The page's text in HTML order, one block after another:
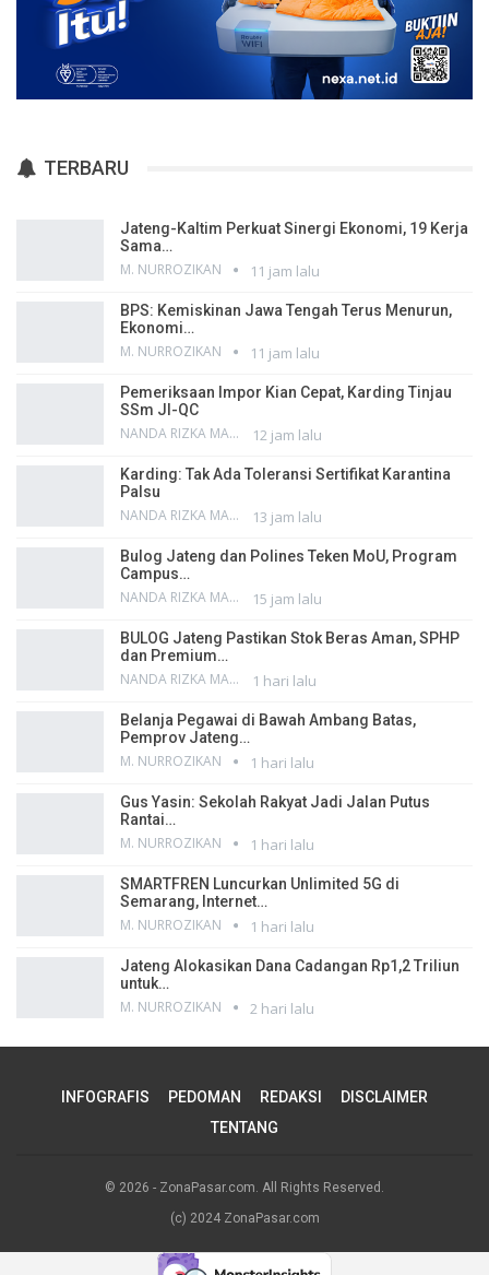
TERBARU
Jateng-Kaltim Perkuat Sinergi Ekonomi, 19 Kerja
Sama…
M. NURROZIKAN 11 jam lalu
BPS: Kemiskinan Jawa Tengah Terus Menurun,
Ekonomi…
M. NURROZIKAN 11 jam lalu
Pemeriksaan Impor Kian Cepat, Karding Tinjau
SSm JI-QC
NANDA RIZKA MAHENDRA 12 jam lalu
Karding: Tak Ada Toleransi Sertifikat Karantina
Palsu
NANDA RIZKA MAHENDRA 13 jam lalu
Bulog Jateng dan Polines Teken MoU, Program
Campus…
NANDA RIZKA MAHENDRA 15 jam lalu
BULOG Jateng Pastikan Stok Beras Aman, SPHP
dan Premium…
NANDA RIZKA MAHENDRA 1 hari lalu
Belanja Pegawai di Bawah Ambang Batas,
Pemprov Jateng…
M. NURROZIKAN 1 hari lalu
Gus Yasin: Sekolah Rakyat Jadi Jalan Putus
Rantai…
M. NURROZIKAN 1 hari lalu
SMARTFREN Luncurkan Unlimited 5G di
Semarang, Internet…
M. NURROZIKAN 1 hari lalu
Jateng Alokasikan Dana Cadangan Rp1,2 Triliun
untuk…
M. NURROZIKAN 2 hari lalu
INFOGRAFIS PEDOMAN REDAKSI
DISCLAIMER
TENTANG
© 2026 - ZonaPasar.com. All Rights Reserved.
(c) 2024 ZonaPasar.com